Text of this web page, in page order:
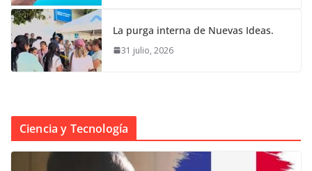
La purga interna de Nuevas Ideas.
31 julio, 2026
Ciencia y Tecnología